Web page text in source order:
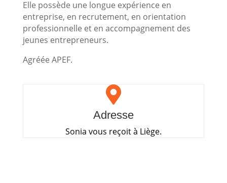
Elle possède une longue expérience en
entreprise, en recrutement, en orientation
professionnelle et en accompagnement des
jeunes entrepreneurs.
Agréée APEF.

Adresse
Sonia vous reçoit à Liège.